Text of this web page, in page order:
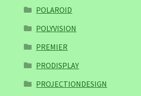
POLAROID
POLYVISION
PREMIER
PRODISPLAY
PROJECTIONDESIGN